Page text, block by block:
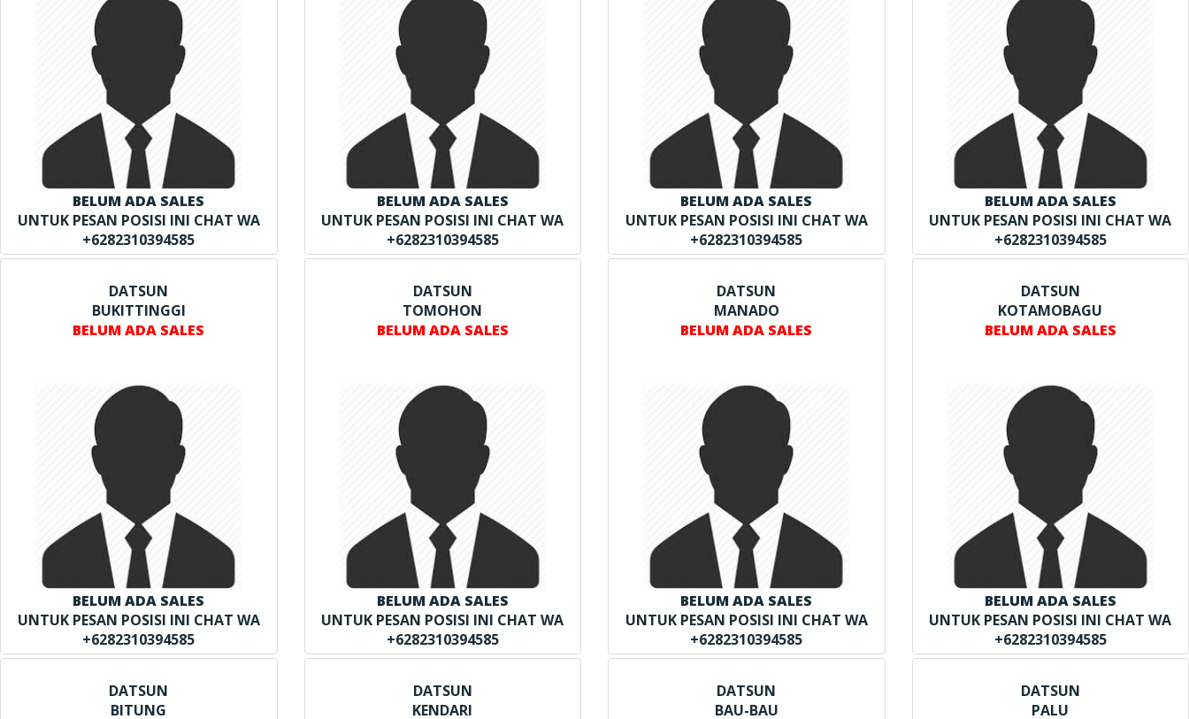
BELUM ADA SALES
UNTUK PESAN POSISI INI CHAT WA
+6282310394585
BELUM ADA SALES
UNTUK PESAN POSISI INI CHAT WA
+6282310394585
BELUM ADA SALES
UNTUK PESAN POSISI INI CHAT WA
+6282310394585
BELUM ADA SALES
UNTUK PESAN POSISI INI CHAT WA
+6282310394585
DATSUN
BUKITTINGGI
BELUM ADA SALES
BELUM ADA SALES
UNTUK PESAN POSISI INI CHAT WA
+6282310394585
DATSUN
TOMOHON
BELUM ADA SALES
BELUM ADA SALES
UNTUK PESAN POSISI INI CHAT WA
+6282310394585
DATSUN
MANADO
BELUM ADA SALES
BELUM ADA SALES
UNTUK PESAN POSISI INI CHAT WA
+6282310394585
DATSUN
KOTAMOBAGU
BELUM ADA SALES
BELUM ADA SALES
UNTUK PESAN POSISI INI CHAT WA
+6282310394585
DATSUN
BITUNG
DATSUN
KENDARI
DATSUN
BAU-BAU
DATSUN
PALU